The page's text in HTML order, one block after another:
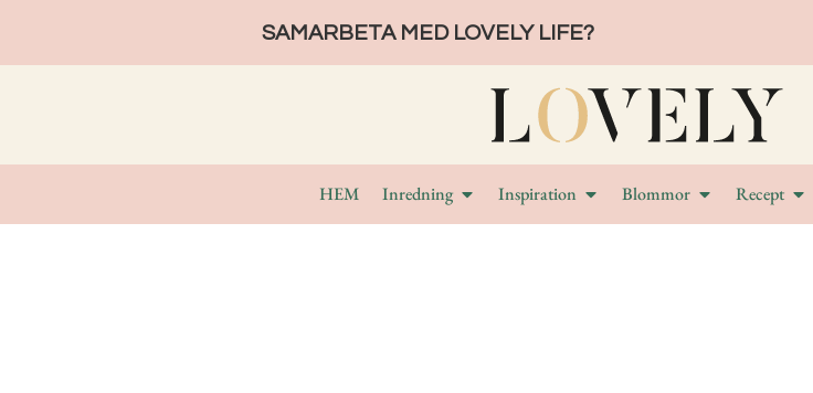
SAMARBETA MED LOVELY LIFE?
HEM Inredning Inspiration Blommor Recept